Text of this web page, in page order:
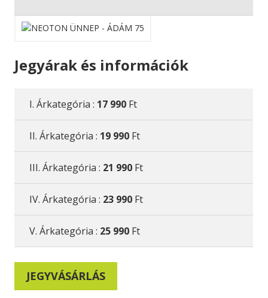
Jegyárak és információk
I. Árkategória : 17 990 Ft
II. Árkategória : 19 990 Ft
III. Árkategória : 21 990 Ft
IV. Árkategória : 23 990 Ft
V. Árkategória : 25 990 Ft
JEGYVÁSÁRLÁS